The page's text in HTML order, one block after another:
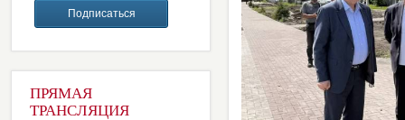
ПРЯМАЯ
ТРАНСЛЯЦИЯ